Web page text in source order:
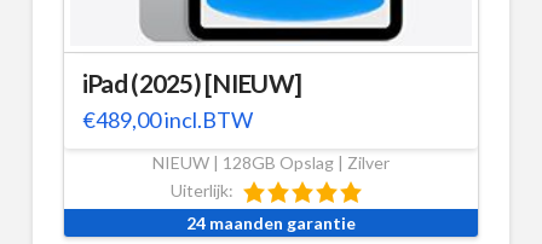
iPad (2025) [NIEUW]
€489,00incl.BTW
NIEUW | 128GB Opslag | Zilver
Uiterlijk:
24 maanden garantie